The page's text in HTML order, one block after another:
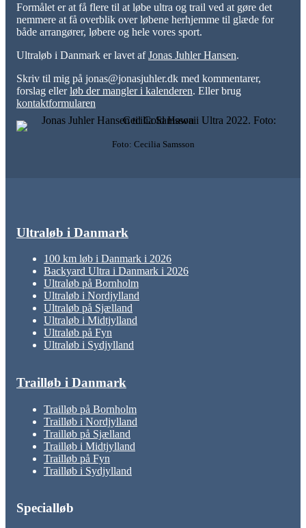
Formålet er at få flere til at løbe ultra og trail ved at gøre det
nemmere at få overblik over løbene herhjemme til glæde for
både arrangører, løbere og hele vores sport.
Ultraløb i Danmark er lavet afJonas Juhler Hansen.
Skriv til mig på jonas@jonasjuhler.dk med kommentarer,
forslag ellerløb der mangler i kalenderen. Eller brug
kontaktformularen
Foto: Cecilia Samsson
Ultraløb i Danmark
100 km løb i Danmark i 2026
Backyard Ultra i Danmark i 2026
Ultraløb på Bornholm
Ultraløb i Nordjylland
Ultraløb på Sjælland
Ultraløb i Midtjylland
Ultraløb på Fyn
Ultraløb i Sydjylland
Trailløb i Danmark
Trailløb på Bornholm
Trailløb i Nordjylland
Trailløb på Sjælland
Trailløb i Midtjylland
Trailløb på Fyn
Trailløb i Sydjylland
Specialløb